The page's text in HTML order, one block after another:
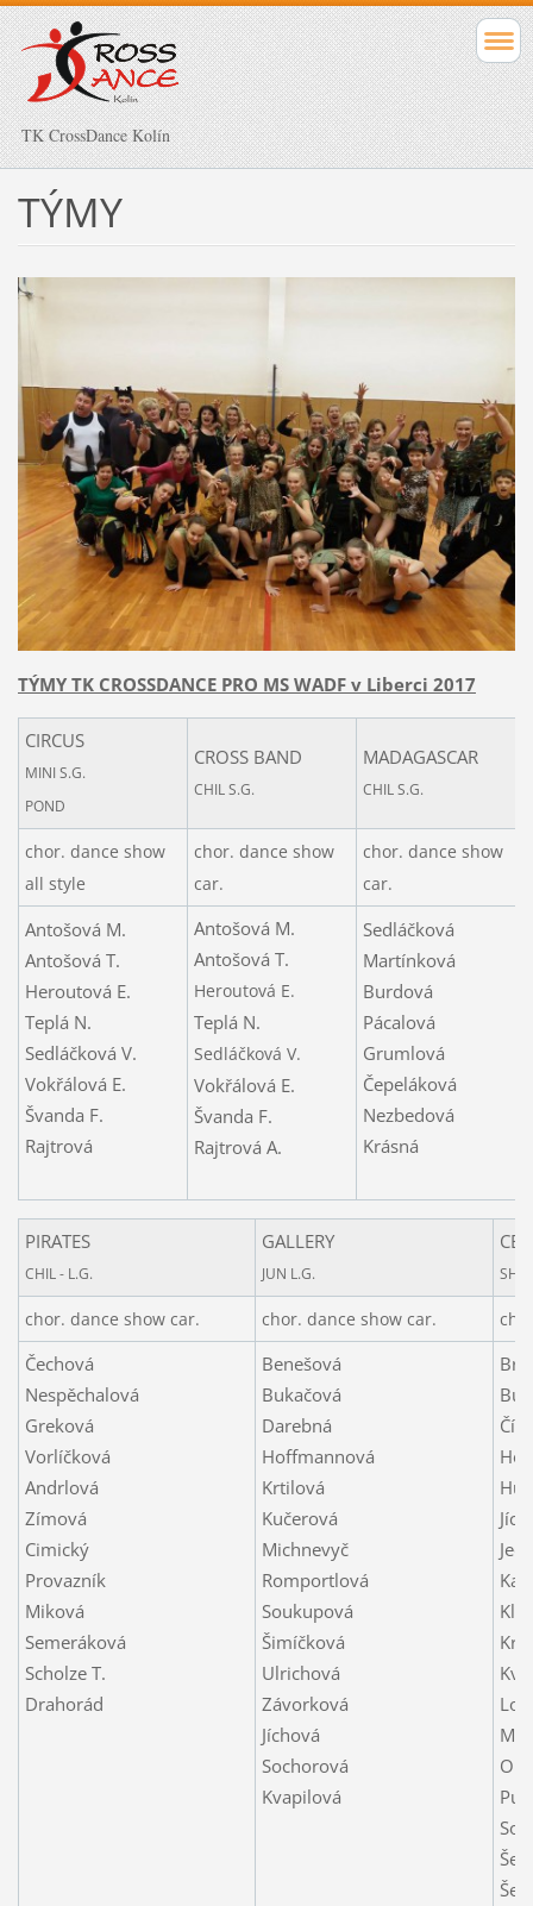
TK CrossDance Kolín
TÝMY
TÝMY TK CROSSDANCE PRO MS WADF v Liberci 2017
CIRCUS
MINI S.G.
POND
CROSS BAND
CHIL S.G.
MADAGASCAR
CHIL S.G.
chor. dance show
all style
chor. dance show
car.
chor. dance show
car.
Antošová M.
Antošová T.
Heroutová E.
Teplá N.
Sedláčková V.
Vokřálová E.
Švanda F.
Rajtrová
Antošová M.
Antošová T.
Heroutová E.
Teplá N.
Sedláčková V.
Vokřálová E.
Švanda F.
Rajtrová A.
Sedláčková
Martínková
Burdová
Pácalová
Grumlová
Čepeláková
Nezbedová
Krásná
PIRATES
CHIL - L.G.
GALLERY
JUN L.G.
chor. dance show car. chor. dance show car.
Čechová
Nespěchalová
Greková
Vorlíčková
Andrlová
Zímová
Cimický
Provazník
Miková
Semeráková
Scholze T.
Drahorád
Benešová
Bukačová
Darebná
Hoffmannová
Krtilová
Kučerová
Michnevyč
Romportlová
Soukupová
Šimíčková
Ulrichová
Závorková
Jíchová
Sochorová
Kvapilová